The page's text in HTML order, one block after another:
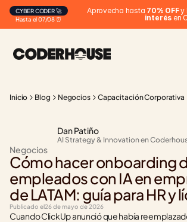
Hasta el 07/08 ⏰
CYBER CODER 🚀 Aprovecha hasta 70% OFF y
interés en
Inicio Blog Negocios Capacitación Corporativa
Dan Patiño
AI Strategy & Innovation en
Negocios
Cómo hacer onboarding
empleados con IA en
de LATAM: guía para HR y
Publicado el26 de mayo de 2026
Cuando ClickUp anunció que había